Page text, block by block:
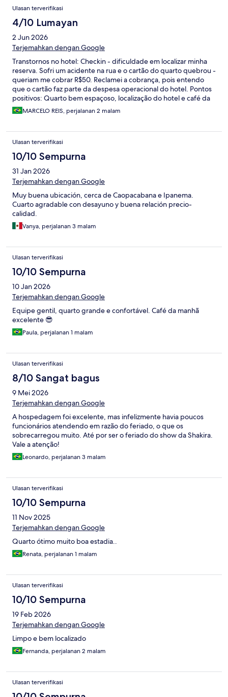
Ulasan terverifikasi
4/10 Lumayan
2 Jun 2026
Terjemahkan dengan Google
Transtornos no hotel: Checkin - dificuldade em localizar minha
reserva. Sofri um acidente na rua e o cartão do quarto quebrou -
queriam me cobrar R$50. Reclamei a cobrança, pois entendo
que o cartão faz parte da despesa operacional do hotel. Pontos
positivos: Quarto bem espaçoso, localização do hotel e café da
manhã .
MARCELO REIS, perjalanan 2 malam
Ulasan terverifikasi
10/10 Sempurna
31 Jan 2026
Terjemahkan dengan Google
Muy buena ubicación, cerca de Caopacabana e Ipanema.
Cuarto agradable con desayuno y buena relación precio-
calidad.
Vanya, perjalanan 3 malam
Ulasan terverifikasi
10/10 Sempurna
10 Jan 2026
Terjemahkan dengan Google
Equipe gentil, quarto grande e confortável. Café da manhã
excelente 😎
Paula, perjalanan 1 malam
Ulasan terverifikasi
8/10 Sangat bagus
9 Mei 2026
Terjemahkan dengan Google
A hospedagem foi excelente, mas infelizmente havia poucos
funcionários atendendo em razão do feriado, o que os
sobrecarregou muito. Até por ser o feriado do show da Shakira.
Vale a atenção!
Leonardo, perjalanan 3 malam
Ulasan terverifikasi
10/10 Sempurna
11 Nov 2025
Terjemahkan dengan Google
Quarto ótimo muito boa estadia..
Renata, perjalanan 1 malam
Ulasan terverifikasi
10/10 Sempurna
19 Feb 2026
Terjemahkan dengan Google
Limpo e bem localizado
Fernanda, perjalanan 2 malam
Ulasan terverifikasi